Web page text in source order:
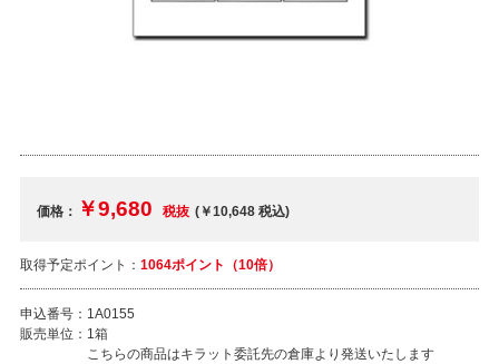
価格： ￥9,680 税抜 (￥10,648税込)
取得予定ポイント： 1064ポイント（10倍）
申込番号： 1A0155
販売単位： 1箱
こちらの商品はキラット委託先の倉庫より発送いたします